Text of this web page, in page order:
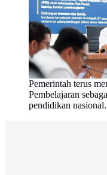
Pemerintah terus
Pembelajaran
pendidikan nasional.